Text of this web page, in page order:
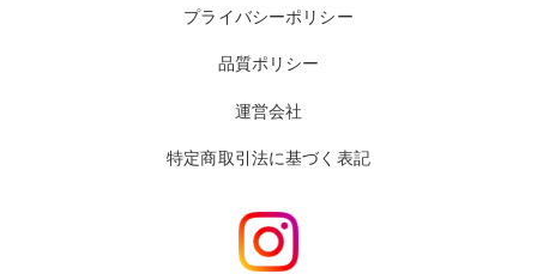
プライバシーポリシー
品質ポリシー
運営会社
特定商取引法に基づく表記